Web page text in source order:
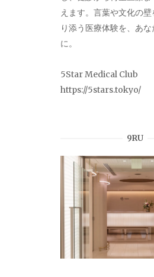
えます。言葉や文化の
り添う医療体験を、あ
に。
5Star Medical Club
https://5stars.tokyo/
9RU